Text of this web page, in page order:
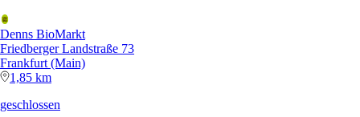
Denns BioMarkt
Friedberger Landstraße 73
Frankfurt (Main)
1,85 km
geschlossen